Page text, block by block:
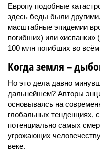
Европу подобные
здесь беды были
масштабные эпидемии
погибших) или «испанки»
100 млн погибших во
Когда земля –
Но это дела давно
дальнейшем? Авторы
основываясь на
глобальных тенденциях,
потенциально самых
угрожающих
веке.